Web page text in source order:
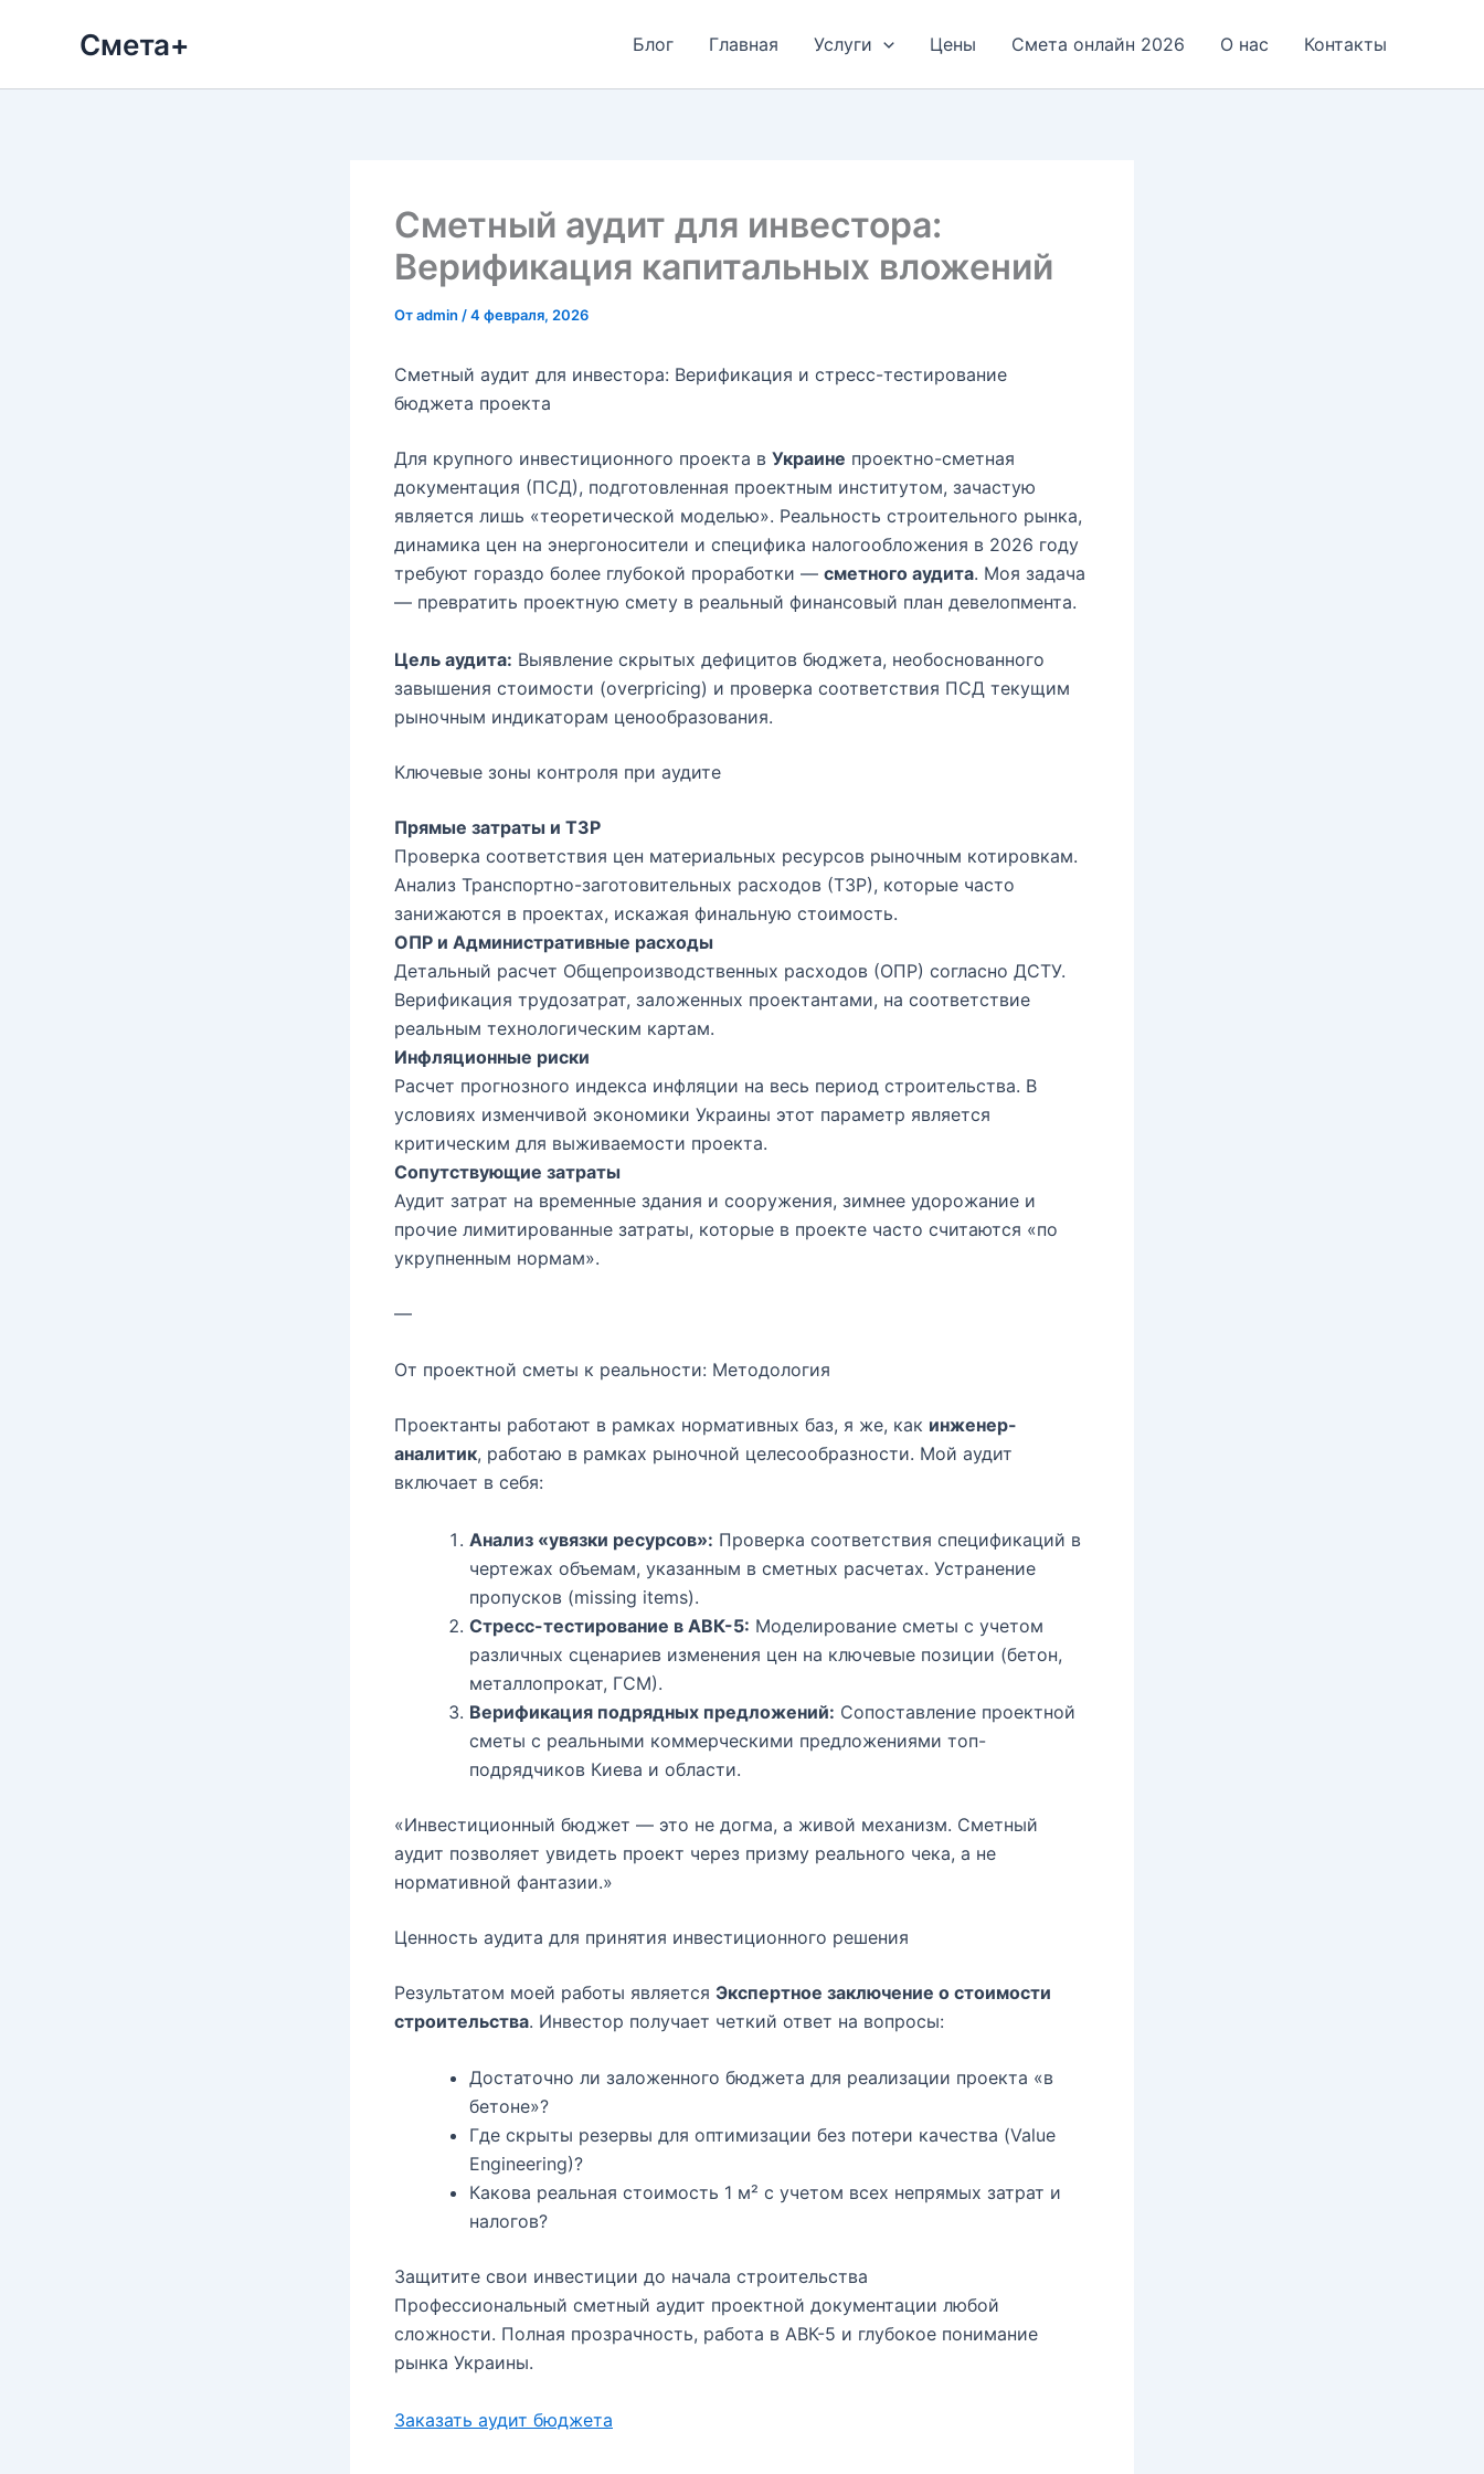
Смета+ Блог Главная Услуги Цены Смета онлайн 2026 О нас Контакты
Сметный аудит для инвестора:
Верификация капитальных вложений
Отadmin /4 февраля, 2026
Сметный аудит для инвестора: Верификация и стресс-тестирование
бюджета проекта
Для крупного инвестиционного проекта в Украине проектно-сметная
документация (ПСД), подготовленная проектным институтом, зачастую
является лишь «теоретической моделью». Реальность строительного рынка,
динамика цен на энергоносители и специфика налогообложения в 2026 году
требуют гораздо более глубокой проработки — сметного аудита. Моя задача
— превратить проектную смету в реальный финансовый план девелопмента.
Цель аудита: Выявление скрытых дефицитов бюджета, необоснованного
завышения стоимости (overpricing) и проверка соответствия ПСД текущим
рыночным индикаторам ценообразования.
Ключевые зоны контроля при аудите
Прямые затраты и ТЗР
Проверка соответствия цен материальных ресурсов рыночным котировкам.
Анализ Транспортно-заготовительных расходов (ТЗР), которые часто
занижаются в проектах, искажая финальную стоимость.
ОПР и Административные расходы
Детальный расчет Общепроизводственных расходов (ОПР) согласно ДСТУ.
Верификация трудозатрат, заложенных проектантами, на соответствие
реальным технологическим картам.
Инфляционные риски
Расчет прогнозного индекса инфляции на весь период строительства. В
условиях изменчивой экономики Украины этот параметр является
критическим для выживаемости проекта.
Сопутствующие затраты
Аудит затрат на временные здания и сооружения, зимнее удорожание и
прочие лимитированные затраты, которые в проекте часто считаются «по
укрупненным нормам».
—
От проектной сметы к реальности: Методология
Проектанты работают в рамках нормативных баз, я же, как инженер-
аналитик, работаю в рамках рыночной целесообразности. Мой аудит
включает в себя:
Анализ «увязки ресурсов»: Проверка соответствия спецификаций в
чертежах объемам, указанным в сметных расчетах. Устранение
пропусков (missing items).
Стресс-тестирование в АВК-5: Моделирование сметы с учетом
различных сценариев изменения цен на ключевые позиции (бетон,
металлопрокат, ГСМ).
Верификация подрядных предложений: Сопоставление проектной
сметы с реальными коммерческими предложениями топ-
подрядчиков Киева и области.
«Инвестиционный бюджет — это не догма, а живой механизм. Сметный
аудит позволяет увидеть проект через призму реального чека, а не
нормативной фантазии.»
Ценность аудита для принятия инвестиционного решения
Результатом моей работы является Экспертное заключение о стоимости
строительства. Инвестор получает четкий ответ на вопросы:
Достаточно ли заложенного бюджета для реализации проекта «в
бетоне»?
Где скрыты резервы для оптимизации без потери качества (Value
Engineering)?
Какова реальная стоимость 1 м² с учетом всех непрямых затрат и
налогов?
Защитите свои инвестиции до начала строительства
Профессиональный сметный аудит проектной документации любой
сложности. Полная прозрачность, работа в АВК-5 и глубокое понимание
рынка Украины.
Заказать аудит бюджета